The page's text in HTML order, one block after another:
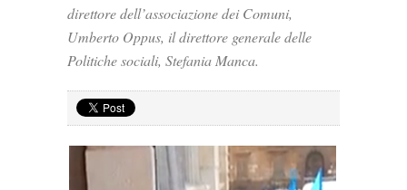
direttore dell’associazione dei Comuni,
Umberto Oppus, il direttore generale delle
Politiche sociali, Stefania Manca.